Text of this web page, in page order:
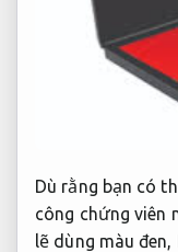
Dù rằng bạn có
công chứng viên
lẽ dùng màu đen,